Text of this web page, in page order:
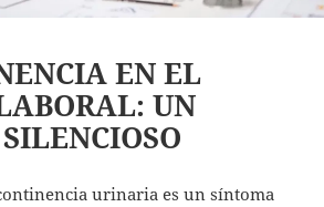
EN EL
UN
urinaria es un síntoma